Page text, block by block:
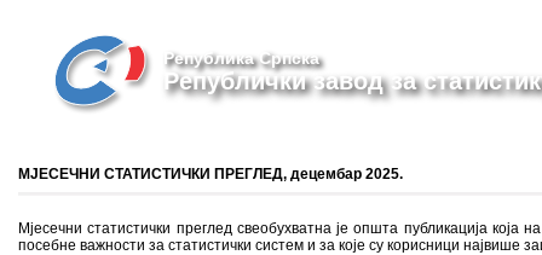
Република Српска
Републички завод за
МЈЕСЕЧНИ СТАТИСТИЧКИ ПРЕГЛЕД, децембар 2025.
Мјесечни статистички преглед свеобухватна је општа публикација која
посебне важности за статистички систем и за које су корисници највише